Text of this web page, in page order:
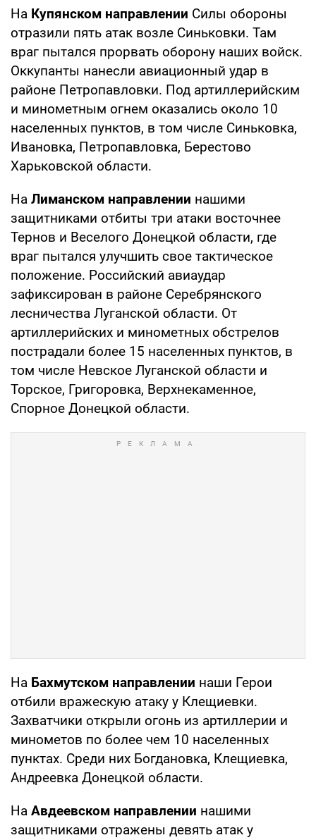
На Купянском направлении Силы обороны
отразили пять атак возле Синьковки. Там
враг пытался прорвать оборону наших войск.
Оккупанты нанесли авиационный удар в
районе Петропавловки. Под артиллерийским
и минометным огнем оказались около 10
населенных пунктов, в том числе Синьковка,
Ивановка, Петропавловка, Берестово
Харьковской области.
На Лиманском направлении нашими
защитниками отбиты три атаки восточнее
Тернов и Веселого Донецкой области, где
враг пытался улучшить свое тактическое
положение. Российский авиаудар
зафиксирован в районе Серебрянского
лесничества Луганской области. От
артиллерийских и минометных обстрелов
пострадали более 15 населенных пунктов, в
том числе Невское Луганской области и
Торское, Григоровка, Верхнекаменное,
Спорное Донецкой области.
На Бахмутском направлении наши Герои
отбили вражескую атаку у Клещиевки.
Захватчики открыли огонь из артиллерии и
минометов по более чем 10 населенных
пунктах. Среди них Богдановка, Клещиевка,
Андреевка Донецкой области.
На Авдеевском направлении нашими
защитниками отражены девять атак у